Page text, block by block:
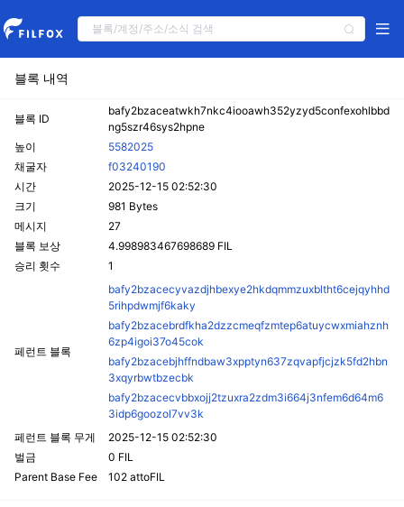
블록 내역
블록 ID
bafy2bzaceatwkh7nkc4iooawh352yzyd5confexohlbbd
ng5szr46sys2hpne
높이
5582025
채굴자
f03240190
시간
2025-12-15 02:52:30
크기
981 Bytes
메시지
27
블록 보상
4.998983467698689 FIL
승리 횟수
1
페런트 블록
bafy2bzacecyvazdjhbexye2hkdqmmzuxbltht6cejqyhhd
5rihpdwmjf6kaky
bafy2bzacebrdfkha2dzzcmeqfzmtep6atuycwxmiahznh
6zp4igoi37o45cok
bafy2bzacebjhffndbaw3xpptyn637zqvapfjcjzk5fd2hbn
3xqyrbwtbzecbk
bafy2bzacecvbbxojj2tzuxra2zdm3i664j3nfem6d64m6
3idp6goozol7vv3k
페런트 블록 무게
2025-12-15 02:52:30
벌금
0 FIL
Parent Base Fee
102 attoFIL